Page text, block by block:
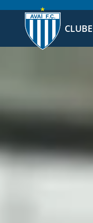
CLUBE